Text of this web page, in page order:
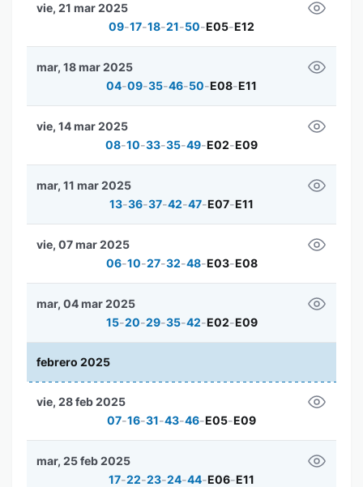
09-17-18-21-50-E05-E12
vie, 21 mar 2025
04-09-35-46-50-E08-E11
mar, 18 mar 2025
08-10-33-35-49-E02-E09
vie, 14 mar 2025
13-36-37-42-47-E07-E11
mar, 11 mar 2025
06-10-27-32-48-E03-E08
vie, 07 mar 2025
15-20-29-35-42-E02-E09
mar, 04 mar 2025
febrero 2025
07-16-31-43-46-E05-E09
vie, 28 feb 2025
17-22-23-24-44-E06-E11
mar, 25 feb 2025